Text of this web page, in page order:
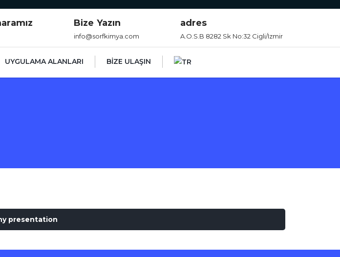
Bize Yazın
info@sorfkimya.com
adres
A.O.S.B 8282 Sk No:32 Cigli/Izmir
UYGULAMA ALANLARI BİZE ULAŞIN
presentation